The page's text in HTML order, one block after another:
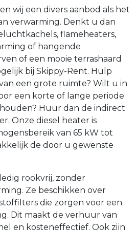
wij een divers aanbod als het
verwarming. Denkt u dan
flameheaters,
of hangende
of een mooie terrashaard
bij Skippy-Rent. Hulp
een grote ruimte? Wilt u in
een korte of lange periode
Huur dan de indirect
Onze diesel heater is
van 65 kW tot
de door u gewenste
rookvrij, zonder
Ze beschikken over
die zorgen voor een
Dit maakt de verhuur van
en kosteneffectief. Ook zijn